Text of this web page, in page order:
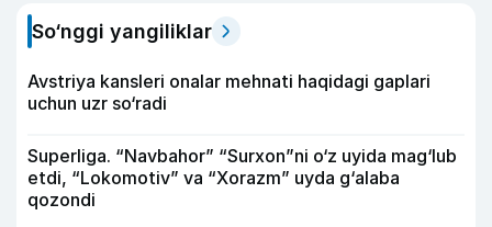
So‘nggi yangiliklar
Avstriya kansleri onalar mehnati haqidagi gaplari
uchun uzr so‘radi
Superliga. “Navbahor” “Surxon”ni o‘z uyida mag‘lub
etdi, “Lokomotiv” va “Xorazm” uyda g‘alaba
qozondi